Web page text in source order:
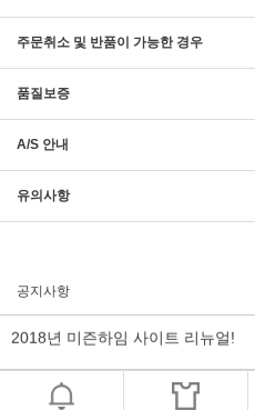
주문취소 및 반품이 가능한 경우
품질보증
A/S 안내
유의사항
공지사항
2017년 미즌하임 리뉴얼
2018년 미즌하임 사이트 리뉴얼!
2018년 야휴회 공지[상담/배송조..
2018년 모바일샵 리뉴얼 업데이..